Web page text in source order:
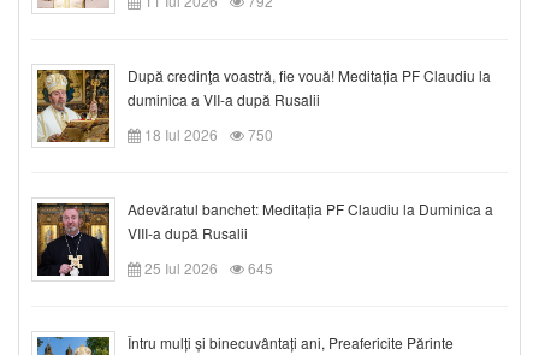
După credinţa voastră, fie vouă! Meditația PF Claudiu la
duminica a VII-a după Rusalii
18 Iul 2026
750
Adevăratul banchet: Meditația PF Claudiu la Duminica a
VIII-a după Rusalii
25 Iul 2026
645
Întru mulți și binecuvântați ani, Preafericite Părinte